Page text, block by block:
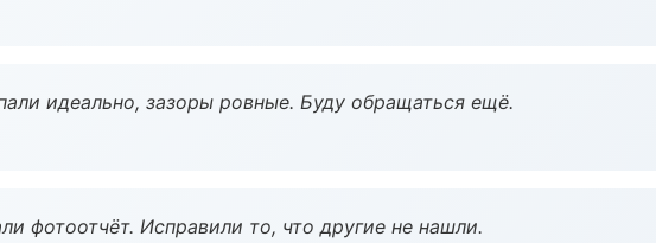
идеально, зазоры ровные. Буду обращаться ещё.
фотоотчёт. Исправили то, что другие не нашли.